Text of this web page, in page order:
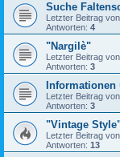
Suche
Letzter Beitrag von
Antworten: 4
"Nargilè"
Letzter Beitrag von
Antworten: 3
Informationen
Letzter Beitrag von
Antworten: 3
"Vintage
Letzter Beitrag von
Antworten: 13